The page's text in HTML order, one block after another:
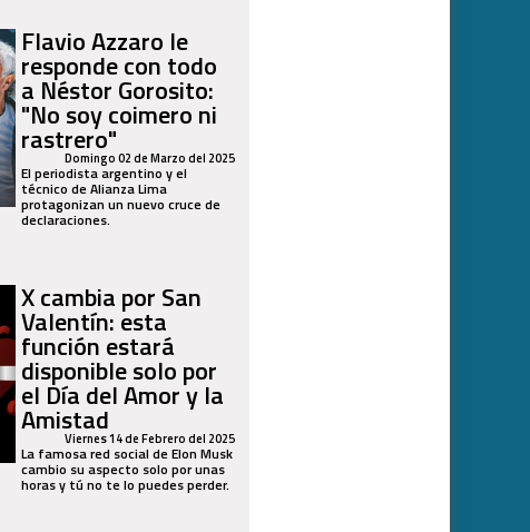
Flavio Azzaro le
responde con todo
a Néstor Gorosito:
"No soy coimero ni
rastrero"
Domingo 02 de Marzo del 2025
El periodista argentino y el
técnico de Alianza Lima
protagonizan un nuevo cruce de
declaraciones.
X cambia por San
Valentín: esta
función estará
disponible solo por
el Día del Amor y la
AmistadViernes 14 de Febrero del 2025
La famosa red social de Elon Musk
cambio su aspecto solo por unas
horas y tú no te lo puedes perder.